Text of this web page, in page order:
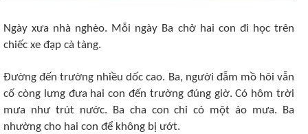
Ngày xưa nhà nghèo. Mỗi ngày Ba chở hai con đi học trên
chiếc xe đạp cà tàng.
Đường đến trường nhiều dốc cao. Ba, người đẫm mồ hôi vẫn
cố còng lưng đưa hai con đến trường đúng giờ. Có hôm trời
mưa như trút nước. Ba cha con chỉ có một áo mưa. Ba
nhường cho hai con để không bị ướt.